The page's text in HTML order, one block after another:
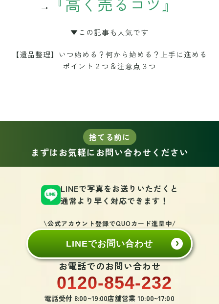
→
▼この記事も人気です
【遺品整理】いつ始める？何から始める？上手に進める
ポイント２つ＆注意点３つ
捨てる前に
まずはお気軽にお問い合わせください
LINEで写真をお送りいただくと
通常より早く対応できます！
\公式アカウント登録でQUOカード進呈中/
LINEでお問い合わせ
お電話でのお問い合わせ
0120-854-232
電話受付 8:00~19:00店舗営業 10:00~17:00